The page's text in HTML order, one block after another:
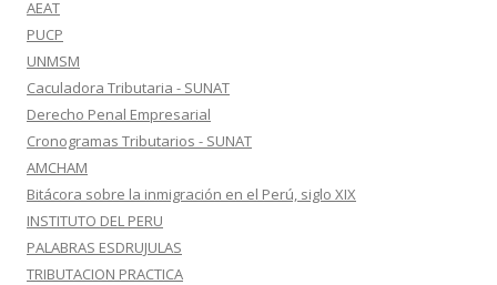
AEAT
PUCP
UNMSM
Caculadora Tributaria - SUNAT
Derecho Penal Empresarial
Cronogramas Tributarios - SUNAT
AMCHAM
Bitácora sobre la inmigración en el Perú, siglo XIX
INSTITUTO DEL PERU
PALABRAS ESDRUJULAS
TRIBUTACION PRACTICA